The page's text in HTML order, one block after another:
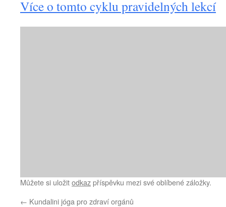
Více o tomto cyklu pravidelných lekcí
Můžete si uložitodkazpříspěvku mezi své oblíbené záložky.
← Kundalini jóga pro zdraví orgánů